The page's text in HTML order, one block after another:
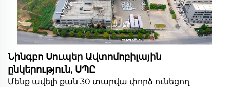
Նինգբո Սուպեր Ավտոմոբիլային
ընկերություն, ՍՊԸ
Մենք ավելի քան 30 տարվա փորձ ունեցող